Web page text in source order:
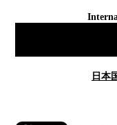
日本